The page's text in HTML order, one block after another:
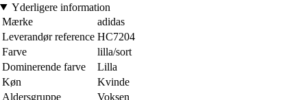
Yderligere information
Mærke
adidas
Leverandør reference HC7204
Farve
lilla/sort
Dominerende farve
Lilla
Køn
Kvinde
Aldersgruppe
Voksen